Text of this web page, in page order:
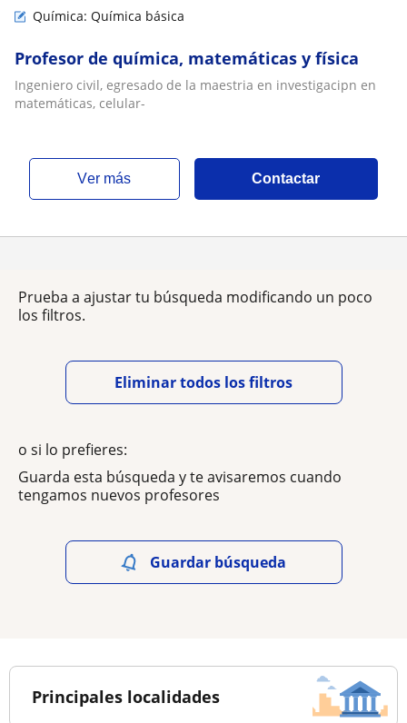
Química: Química básica
Profesor de química, matemáticas y física
Ingeniero civil, egresado de la maestria en investigacipn en
matemáticas, celular-
ver más Contactar
Prueba a ajustar tu búsqueda modificando un poco
los filtros.
Eliminar todos los filtros
o si lo prefieres:
Guarda esta búsqueda y te avisaremos cuando
tengamos nuevos profesores
Guardar búsqueda
Principales localidades